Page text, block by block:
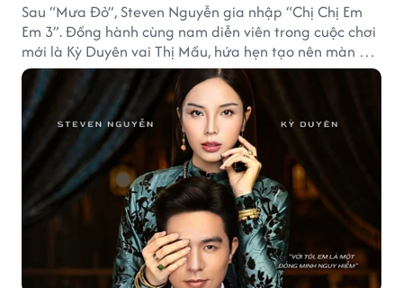
Sau “Mưa Đỏ”, Steven Nguyễn gia nhập “Chị Chị Em
Em 3”. Đồng hành cùng nam diễn viên trong cuộc chơi
mới là Kỳ Duyên vai Thị Mầu, hứa hẹn tạo nên màn kết
hợp nhiều bất ngờ.